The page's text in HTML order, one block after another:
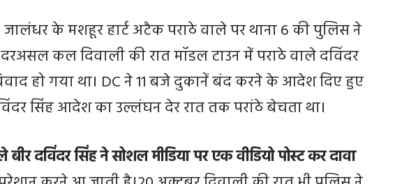
जालंधर के मशहूर हार्ट अटैक पराठे वाले पर थाना 6 की पुलिस ने
कल दिवाली की रात मॉडल टाउन में पराठे वाले दविंदर
हो गया था। DC ने 11 बजे दुकानें बंद करने के आदेश दिए हुए
सिंह आदेश का उल्लंघन देर रात तक परांठे बेचता था।
दविंदर सिंह ने सोशल मीडिया पर एक वीडियो पोस्ट कर दावा